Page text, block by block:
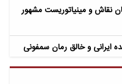
نقاش و مینیاتوریست مشهور
ایرانی و خالق رمان سمفونی